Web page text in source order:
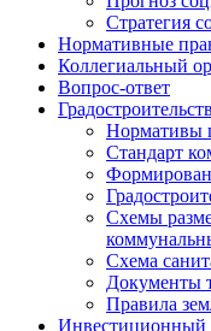
Стратегия
Нормативные
Коллегиальный
Вопрос-ответ
Нормативы
Стандарт
Схемы
Схема
Документы
Правила
Инвестиционный